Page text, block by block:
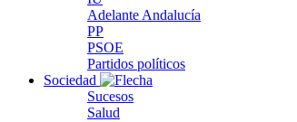
Adelante Andalucía
PP
PSOE
Partidos políticos
Sociedad
Sucesos
Salud